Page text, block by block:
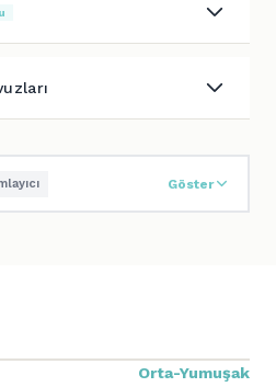
Göster
Orta-Yumuşak